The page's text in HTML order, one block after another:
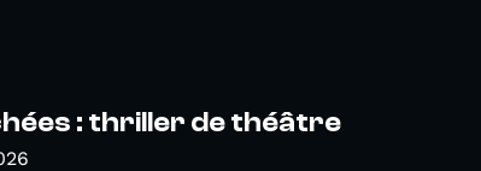
: thriller de théâtre